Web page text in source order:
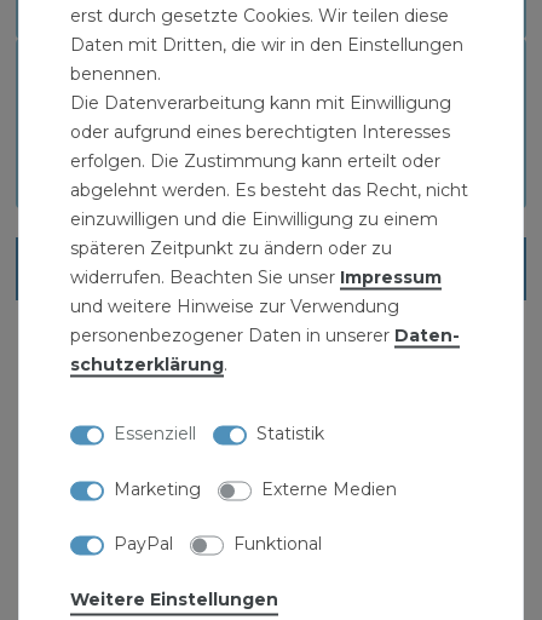
ZERTIFIKAT CALEFFI
WASSERDRUCKMINDERER DN 15 1/2 ZOLL
Download
Ähnliche Artikel
erst durch gesetzte Cookies. Wir teilen diese
Daten mit Dritten, die wir in den Einstellungen
benennen.
Die Datenverarbeitung kann mit Einwilligung
oder aufgrund eines berechtigten Interesses
erfolgen. Die Zustimmung kann erteilt oder
abgelehnt werden. Es besteht das Recht, nicht
einzuwilligen und die Einwilligung zu einem
späteren Zeitpunkt zu ändern oder zu
widerrufen. Beachten Sie unser Impressum
und weitere Hinweise zur Verwendung
personenbezogener Daten in unserer Daten­
schutz­erklärung.
Essenziell Statistik
Marketing Externe Medien
PayPal Funktional
Weitere Einstellungen